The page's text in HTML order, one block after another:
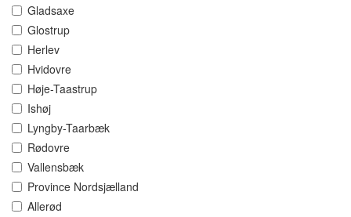
Gladsaxe
Glostrup
Herlev
Hvidovre
Høje-Taastrup
Ishøj
Lyngby-Taarbæk
Rødovre
Vallensbæk
Province Nordsjælland
Allerød